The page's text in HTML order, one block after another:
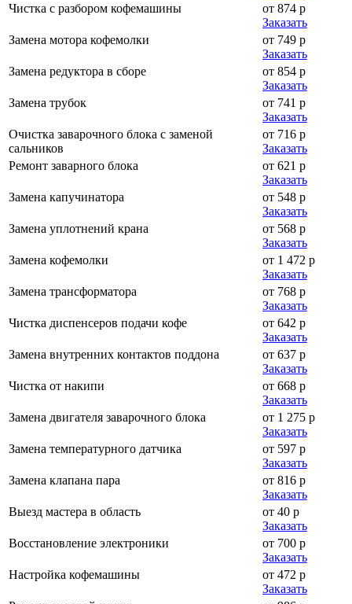
Чистка с разбором кофемашины
от 874 р
Заказать
Замена мотора кофемолки
от 749 р
Заказать
Замена редуктора в сборе
от 854 р
Заказать
Замена трубок
от 741 р
Заказать
Очистка заварочного блока с заменой
сальников
от 716 р
Заказать
Ремонт заварного блока
от 621 р
Заказать
Замена капучинатора
от 548 р
Заказать
Замена уплотнений крана
от 568 р
Заказать
Замена кофемолки
от 1 472 р
Заказать
Замена трансформатора
от 768 р
Заказать
Чистка диспенсеров подачи кофе
от 642 р
Заказать
Замена внутренних контактов поддона
от 637 р
Заказать
Чистка от накипи
от 668 р
Заказать
Замена двигателя заварочного блока
от 1 275 р
Заказать
Замена температурного датчика
от 597 р
Заказать
Замена клапана пара
от 816 р
Заказать
Выезд мастера в область
от 40 р
Заказать
Восстановление электроники
от 700 р
Заказать
Настройка кофемашины
от 472 р
Заказать